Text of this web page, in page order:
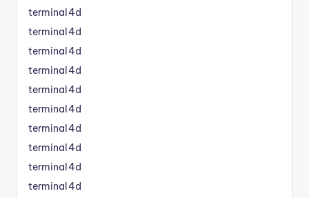
terminal4d
terminal4d
terminal4d
terminal4d
terminal4d
terminal4d
terminal4d
terminal4d
terminal4d
terminal4d